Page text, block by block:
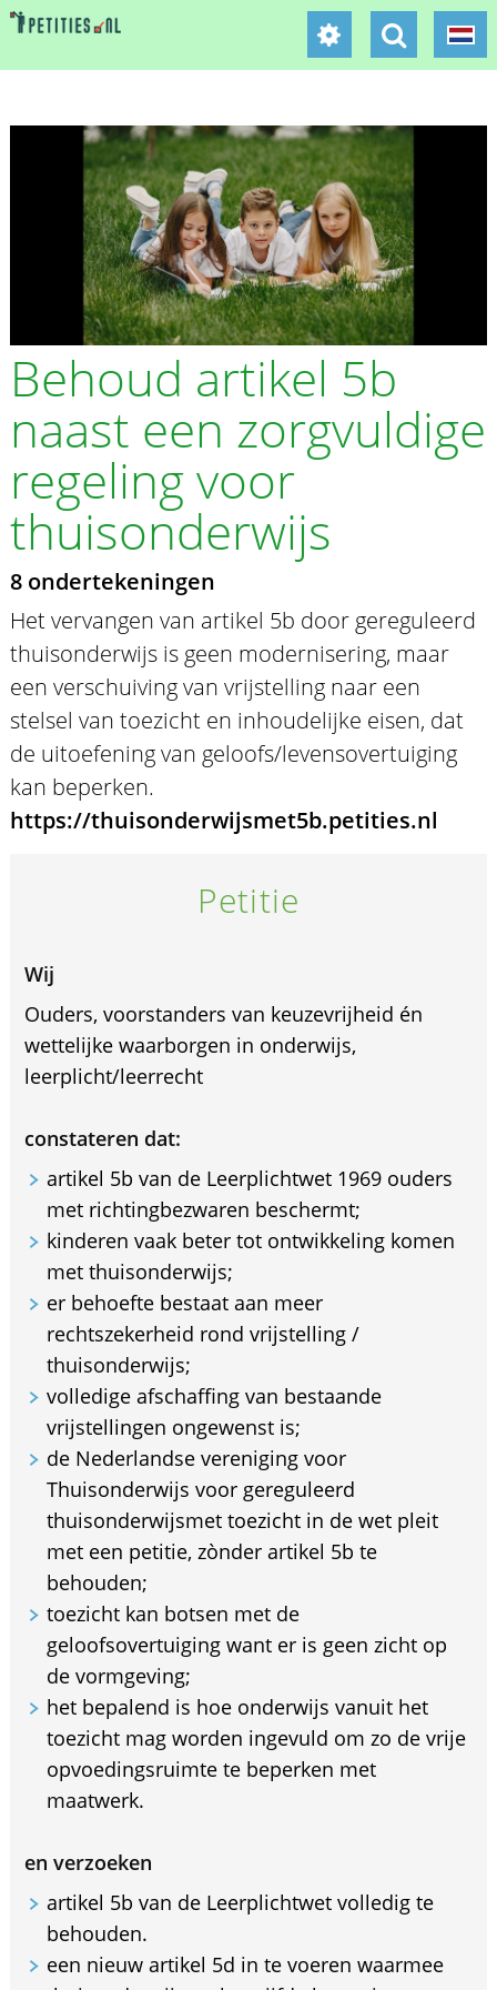
Behoud artikel 5b
naast een zorgvuldige
regeling voor
thuisonderwijs
8 ondertekeningen
Het vervangen van artikel 5b door gereguleerd
thuisonderwijs is geen modernisering, maar
een verschuiving van vrijstelling naar een
stelsel van toezicht en inhoudelijke eisen, dat
de uitoefening van geloofs/levensovertuiging
kan beperken.
https://thuisonderwijsmet5b.petities.nl
Petitie
Wij
Ouders, voorstanders van keuzevrijheid én
wettelijke waarborgen in onderwijs,
leerplicht/leerrecht
constateren dat:
artikel 5b van de Leerplichtwet 1969 ouders
met richtingbezwaren beschermt;
kinderen vaak beter tot ontwikkeling komen
met thuisonderwijs;
er behoefte bestaat aan meer
rechtszekerheid rond vrijstelling /
thuisonderwijs;
volledige afschaffing van bestaande
vrijstellingen ongewenst is;
de Nederlandse vereniging voor
Thuisonderwijs voor gereguleerd
thuisonderwijsmet toezicht in de wet pleit
met een petitie, zònder artikel 5b te
behouden;
toezicht kan botsen met de
geloofsovertuiging want er is geen zicht op
de vormgeving;
het bepalend is hoe onderwijs vanuit het
toezicht mag worden ingevuld om zo de vrije
opvoedingsruimte te beperken met
maatwerk.
en verzoeken
artikel 5b van de Leerplichtwet volledig te
behouden.
een nieuw artikel 5d in te voeren waarmee